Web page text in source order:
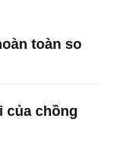
toàn so
của chồng